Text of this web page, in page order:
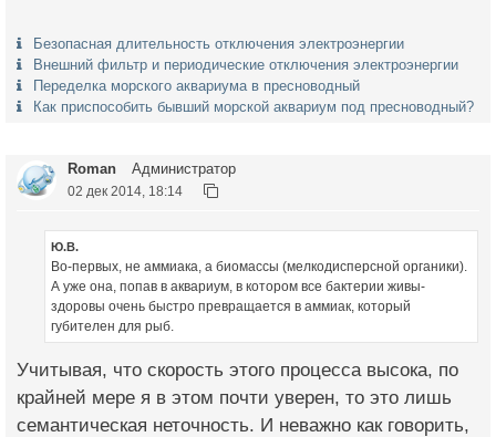
Безопасная длительность отключения электроэнергии
Внешний фильтр и периодические отключения электроэнергии
Переделка морского аквариума в пресноводный
Как приспособить бывший морской аквариум под пресноводный?
Roman Администратор
02 дек 2014, 18:14
Ю.В.
Во-первых, не аммиака, а биомассы (мелкодисперсной органики).
А уже она, попав в аквариум, в котором все бактерии живы-
здоровы очень быстро превращается в аммиак, который
губителен для рыб.
Учитывая, что скорость этого процесса высока, по
крайней мере я в этом почти уверен, то это лишь
семантическая неточность. И неважно как говорить,